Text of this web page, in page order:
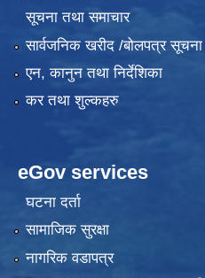
सूचना तथा समाचार
सार्वजनिक खरीद /बोलपत्र सूचना
एन, कानुन तथा निर्देशिका
कर तथा शुल्कहरु
eGov services
घटना दर्ता
सामाजिक सुरक्षा
नागरिक वडापत्र